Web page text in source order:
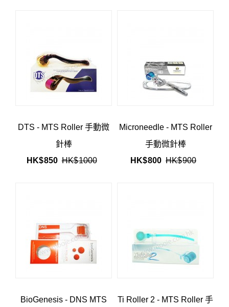
DTS - MTS Roller 手動微
針棒
HK$850 HK$1000
Microneedle - MTS Roller
手動微針棒
HK$800 HK$900
BioGenesis - DNS MTS Ti Roller 2 - MTS Roller 手